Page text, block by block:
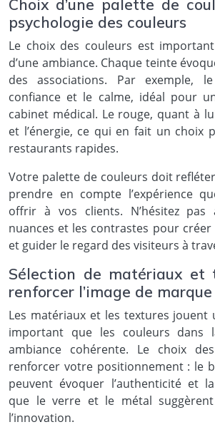
Choix d’une palette de
psychologie des couleurs
Le choix des couleurs est
d’une ambiance. Chaque teinte
des associations. Par exemple,
confiance et le calme, idéal pour
cabinet médical. Le rouge, quant à
et l’énergie, ce qui en fait un choix
restaurants rapides.
Votre palette de couleurs doit
prendre en compte l’expérience
offrir à vos clients. N’hésitez
nuances et les contrastes pour
et guider le regard des visiteurs à
Sélection de matériaux et
renforcer l’image de marque
Les matériaux et les textures
important que les couleurs dans
ambiance cohérente. Le choix
renforcer votre positionnement : le
peuvent évoquer l’authenticité et
que le verre et le métal
l’innovation.